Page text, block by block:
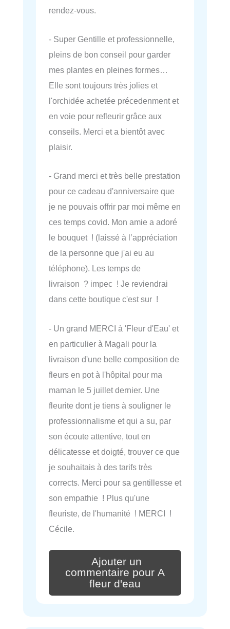
rendez-vous.
- Super Gentille et professionnelle,
pleins de bon conseil pour garder
mes plantes en pleines formes…
Elle sont toujours très jolies et
l'orchidée achetée précedenment et
en voie pour refleurir grâce aux
conseils. Merci et a bientôt avec
plaisir.
- Grand merci et très belle prestation
pour ce cadeau d'anniversaire que
je ne pouvais offrir par moi même en
ces temps covid. Mon amie a adoré
le bouquet ! (laissé à l’appréciation
de la personne que j'ai eu au
téléphone). Les temps de
livraison ? impec ! Je reviendrai
dans cette boutique c'est sur !
- Un grand MERCI à 'Fleur d'Eau' et
en particulier à Magali pour la
livraison d'une belle composition de
fleurs en pot à l'hôpital pour ma
maman le 5 juillet dernier. Une
fleurite dont je tiens à souligner le
professionnalisme et qui a su, par
son écoute attentive, tout en
délicatesse et doigté, trouver ce que
je souhaitais à des tarifs très
corrects. Merci pour sa gentillesse et
son empathie ! Plus qu'une
fleuriste, de l'humanité ! MERCI !
Cécile.
Ajouter un
commentaire pour A
fleur d'eau